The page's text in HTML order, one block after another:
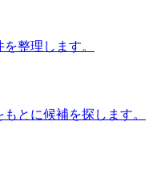
整理します。
とに候補を探します。